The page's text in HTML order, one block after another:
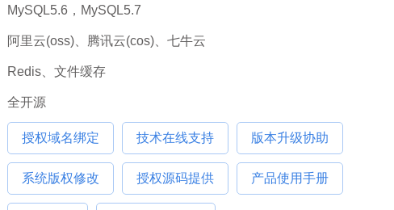
MySQL5.6，MySQL5.7
阿里云(oss)、腾讯云(cos)、七牛云
Redis、文件缓存
全开源
授权域名绑定 技术在线支持 版本升级协助
系统版权修改 授权源码提供 产品使用手册